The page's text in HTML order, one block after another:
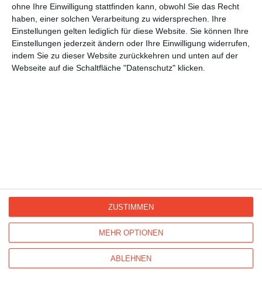
ohne Ihre Einwilligung stattfinden kann, obwohl Sie das Recht
haben, einer solchen Verarbeitung zu widersprechen. Ihre
Einstellungen gelten lediglich für diese Website. Sie können Ihre
Einstellungen jederzeit ändern oder Ihre Einwilligung widerrufen,
indem Sie zu dieser Website zurückkehren und unten auf der
Webseite auf die Schaltfläche "Datenschutz" klicken.
MEHR OPTIONEN
ABLEHNEN
ZUSTIMMEN
Familie
für Väter
für Mütter
Ehe und Paare
Kisseo©
Entdecken Sie auch: Ereignis-Kalender
Kisseo
Hilfe / FAQ
Impressum
Kisseo auf Facebook